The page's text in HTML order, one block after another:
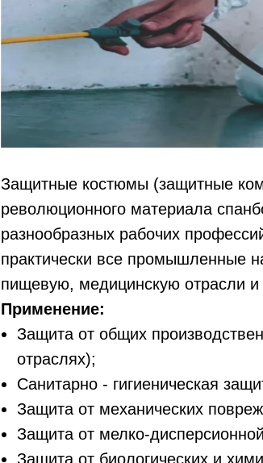
Защитные костюмы (защитные
революционного материала
разнообразных рабочих
практически все промышленные
пищевую, медицинскую отрасли и
Применение:
Защита от общих
отраслях);
Санитарно - гигиеническая
Защита от механических
Защита от мелко-
Защита от биологических и